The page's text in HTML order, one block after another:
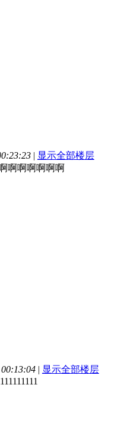
| 显示全部楼层
啊啊啊啊啊啊
| 显示全部楼层